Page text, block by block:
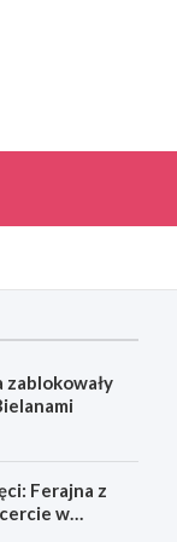
Ferajna z
w